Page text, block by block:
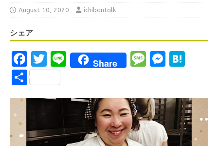
August 10, 2020 ichibantalk
シェア
F
a
ce
o
T
w
it
te
Li
n
Share
M
a
g
e
M
n
g
er
n
a
S